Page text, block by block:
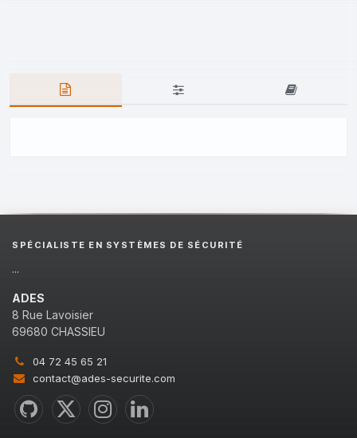
SPÉCIALISTE EN SYSTÈMES DE SÉCURITÉ
...
ADES
8 Rue Lavoisier
69680 CHASSIEU
04 72 45 65 21
contact@ades-securite.com